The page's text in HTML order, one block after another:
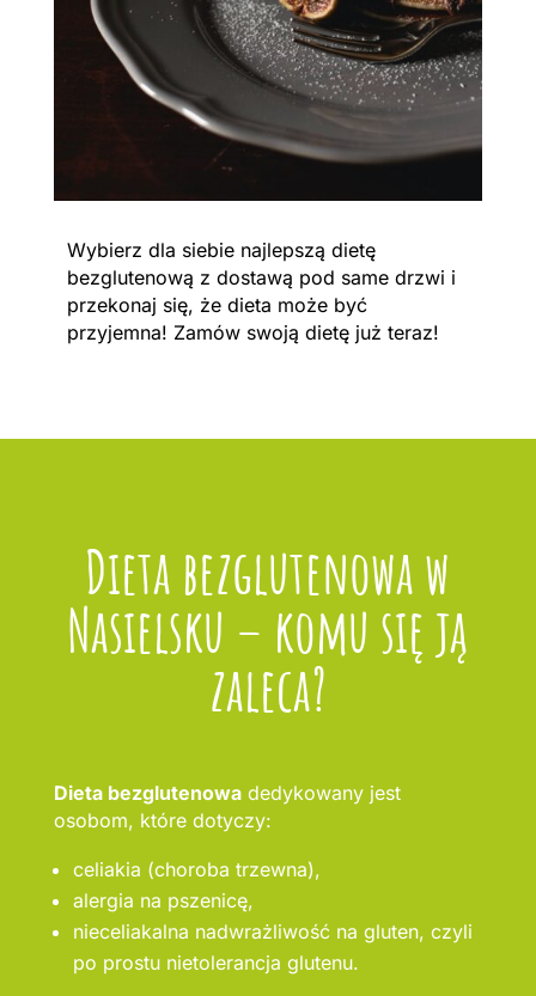
Wybierz dla siebie najlepszą dietę
bezglutenową z dostawą pod same drzwi i
przekonaj się, że dieta może być
przyjemna! Zamów swoją dietę już teraz!
Dieta bezglutenowa w
Nasielsku – komu się ją
zaleca?
Dieta bezglutenowadedykowany jest
osobom, które dotyczy:
celiakia (choroba trzewna),
alergia na pszenicę,
nieceliakalna nadwrażliwość na gluten, czyli
po prostu nietolerancja glutenu.